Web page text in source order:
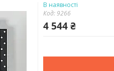
В наявності
Код:9266
4 544 ₴